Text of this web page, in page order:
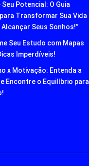
Potencial: O Guia
Transformar Sua Vida
Alcançar Seus Sonhos!”
Seu Estudo com Mapas
Imperdíveis!
x Motivação: Entenda a
Encontre o Equilíbrio para